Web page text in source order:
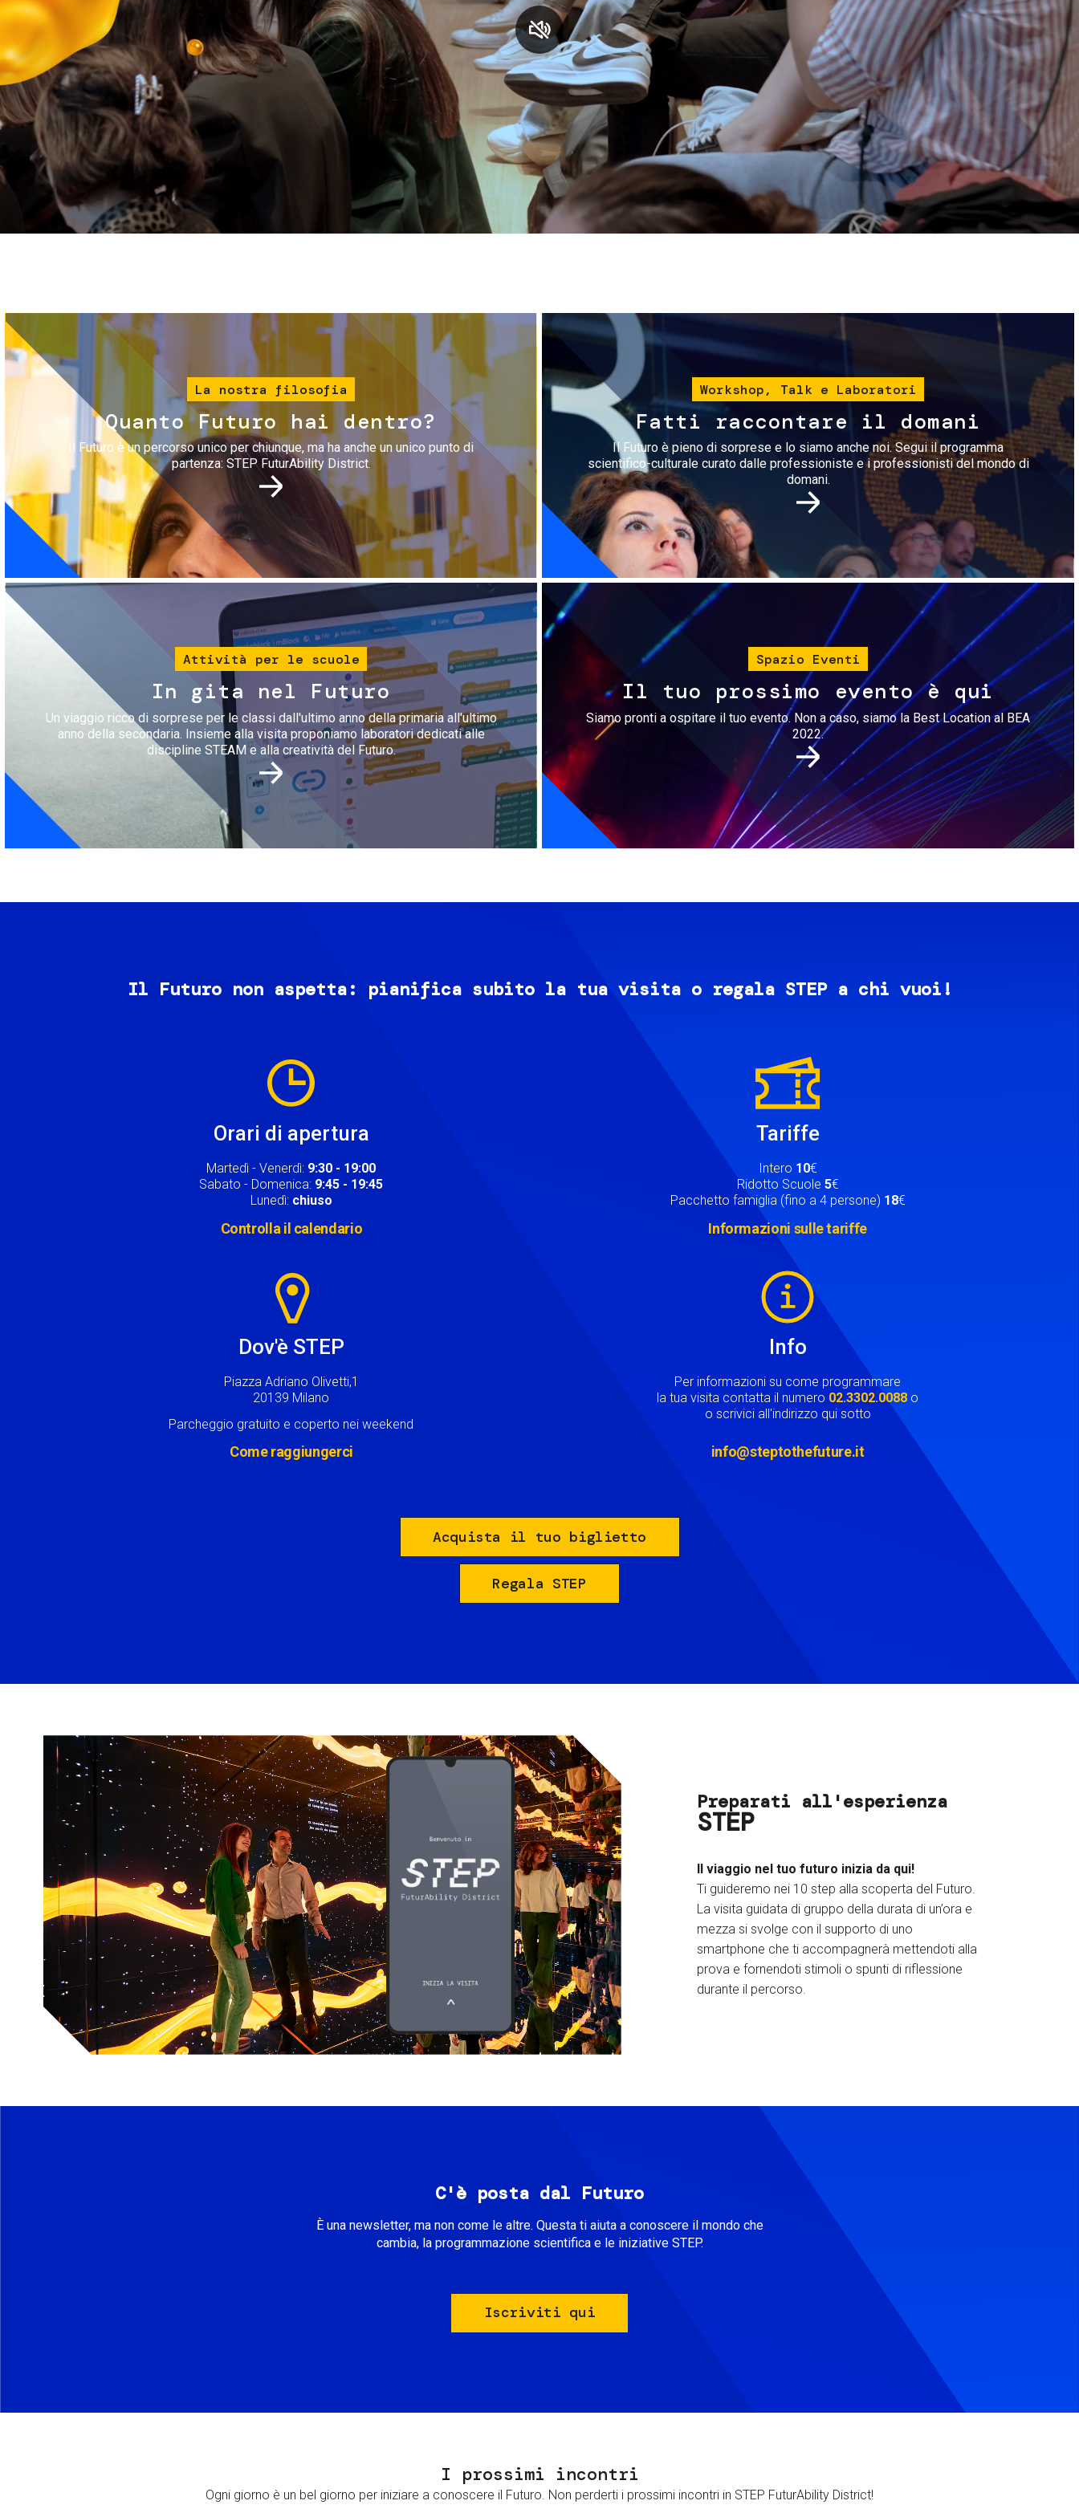
Servizi e accessibilità
Contatti
Biglietti
Immagine
La nostra filosofia
Quanto Futuro hai dentro?
Il Futuro è un percorso unico per chiunque, ma ha anche un unico punto di
partenza: STEP FuturAbility District.
Immagine
Workshop, Talk e Laboratori
Fatti raccontare il domani
Il Futuro è pieno di sorprese e lo siamo anche noi. Segui il programma
scientifico-culturale curato dalle professioniste e i professionisti del mondo di
domani.
Immagine
Attività per le scuole
In gita nel Futuro
Un viaggio ricco di sorprese per le classi dall'ultimo anno della primaria all'ultimo
anno della secondaria. Insieme alla visita proponiamo laboratori dedicati alle
discipline STEAM e alla creatività del Futuro.
Immagine
Spazio Eventi
Il tuo prossimo evento è qui
Siamo pronti a ospitare il tuo evento. Non a caso, siamo la Best Location al BEA
2022.
Il Futuro non aspetta: pianifica subito la tua visita o regala STEP a chi vuoi!
Orari di apertura
Martedì - Venerdì: 9:30 - 19:00
Sabato - Domenica: 9:45 - 19:45
Lunedì: chiuso
Controlla il calendario
Tariffe
Intero 10€
Ridotto Scuole 5€
Pacchetto famiglia (fino a 4 persone) 18€
Informazioni sulle tariffe
Dov'è STEP
Piazza Adriano Olivetti,1
20139 Milano
Parcheggio gratuito e coperto nei weekend
Come raggiungerci
Info
Per informazioni su come programmare
la tua visita contatta il numero 02.3302.0088 o
o scrivici all'indirizzo qui sotto
info@steptothefuture.it
Acquista il tuo biglietto
Regala STEP
Preparati all'esperienza
STEP
Il viaggio nel tuo futuro inizia da qui!
Ti guideremo nei 10 step alla scoperta del Futuro.
La visita guidata di gruppo della durata di un’ora e
mezza si svolge con il supporto di uno
smartphone che ti accompagnerà mettendoti alla
prova e fornendoti stimoli o spunti di riflessione
durante il percorso.
C'è posta dal Futuro
È una newsletter, ma non come le altre. Questa ti aiuta a conoscere il mondo che
cambia, la programmazione scientifica e le iniziative STEP.
Iscriviti qui
I prossimi incontri
Ogni giorno è un bel giorno per iniziare a conoscere il Futuro. Non perderti i prossimi incontri in STEP FuturAbility District!